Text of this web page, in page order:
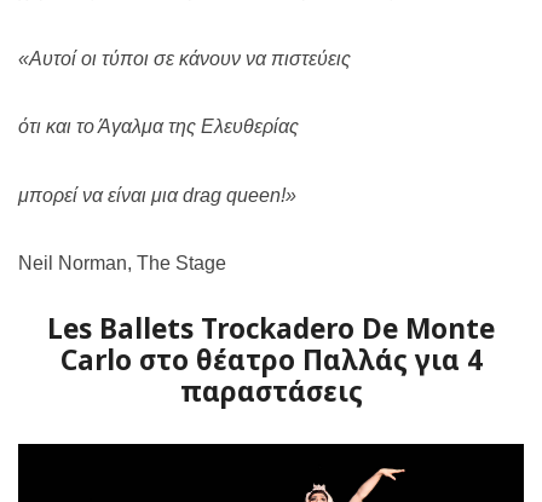
«Αυτοί οι τύποι σε κάνουν να πιστεύεις
ότι και το Άγαλμα της Ελευθερίας
μπορεί να είναι μια drag queen!»
Neil Norman, The Stage
Les Ballets Trockadero De Monte
Carlo στο θέατρο Παλλάς για 4
παραστάσεις